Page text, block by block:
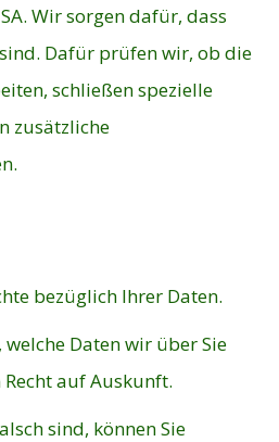
Wir sorgen dafür, dass
Dafür prüfen wir, ob die
schließen spezielle
zusätzliche
bezüglich Ihrer Daten.
Daten wir über Sie
auf Auskunft.
sind, können Sie